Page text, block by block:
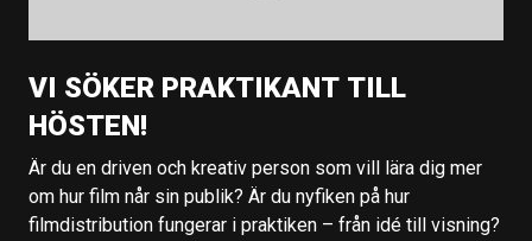
VI SÖKER PRAKTIKANT TILL
HÖSTEN!
Är du en driven och kreativ person som vill lära dig mer
om hur film når sin publik? Är du nyfiken på hur
filmdistribution fungerar i praktiken – från idé till visning?